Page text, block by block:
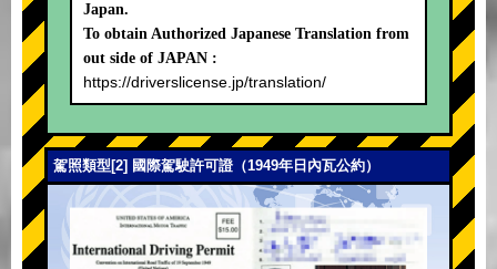
Japan.
To obtain Authorized Japanese Translation from
out side of JAPAN :
https://driverslicense.jp/translation/
駕照類型[2] 國際駕駛許可證（1949年日內瓦公約）